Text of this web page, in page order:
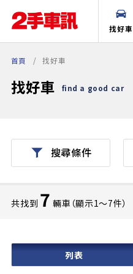
找好車
首頁 找好車
找好車 find a good car
搜尋條件
共找到 7 輛車（顯示1〜7件）
列表